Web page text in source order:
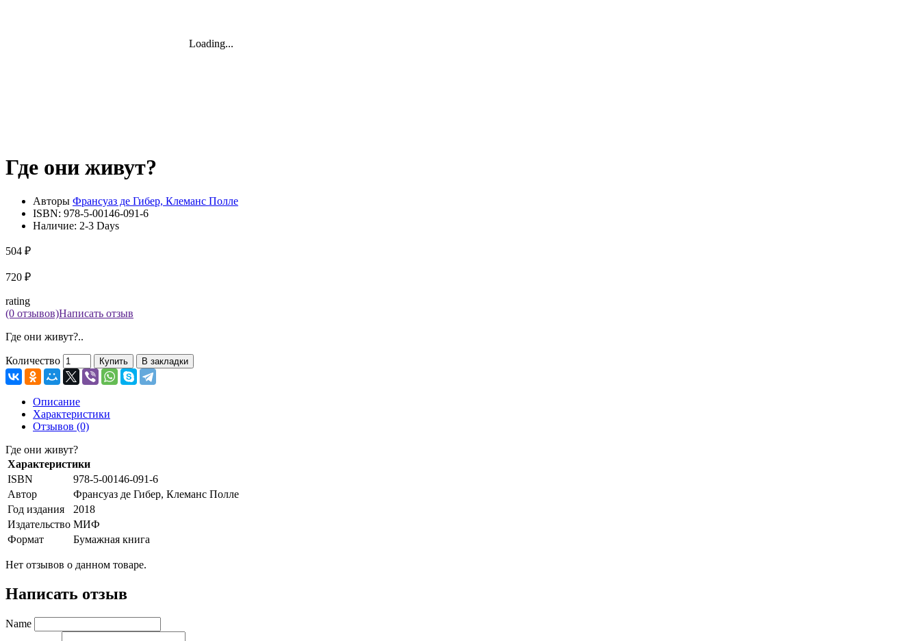
Loading...
Loading...
Loading...
Где они живут?
Авторы Франсуаз де Гибер, Клеманс Полле
ISBN: 978-5-00146-091-6
Наличие: 2-3 Days
504 ₽
720 ₽
rating
(0 отзывов)Написать отзыв
Где они живут?..
Количество Купить В закладки
Описание
Характеристики
Отзывов (0)
Где они живут?
Характеристики
ISBN
978-5-00146-091-6
Автор
Франсуаз де Гибер, Клеманс Полле
Год издания
2018
Издательство МИФ
Формат
Бумажная книга
Нет отзывов о данном товаре.
Написать отзыв
Name